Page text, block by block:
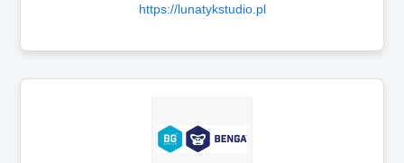
https://lunatykstudio.pl